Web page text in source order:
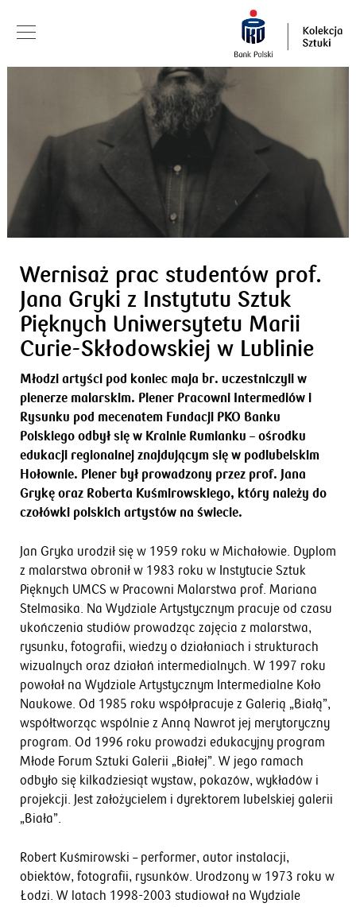
Wernisaż prac studentów prof.
Jana Gryki z Instytutu Sztuk
Pięknych Uniwersytetu Marii
Curie-Skłodowskiej w Lublinie
Młodzi artyści pod koniec maja br. uczestniczyli w
plenerze malarskim. Plener Pracowni Intermediów i
Rysunku pod mecenatem Fundacji PKO Banku
Polskiego odbył się w Krainie Rumianku – ośrodku
edukacji regionalnej znajdującym się w podlubelskim
Hołownie. Plener był prowadzony przez prof. Jana
Grykę oraz Roberta Kuśmirowskiego, który należy do
czołówki polskich artystów na świecie.
Jan Gryka urodził się w 1959 roku w Michałowie. Dyplom
z malarstwa obronił w 1983 roku w Instytucie Sztuk
Pięknych UMCS w Pracowni Malarstwa prof. Mariana
Stelmasika. Na Wydziale Artystycznym pracuje od czasu
ukończenia studiów prowadząc zajęcia z malarstwa,
rysunku, fotografii, wiedzy o działaniach i strukturach
wizualnych oraz działań intermedialnych. W 1997 roku
powołał na Wydziale Artystycznym Intermedialne Koło
Naukowe. Od 1985 roku współpracuje z Galerią „Białą”,
współtworząc wspólnie z Anną Nawrot jej merytoryczny
program. Od 1996 roku prowadzi edukacyjny program
Młode Forum Sztuki Galerii „Białej”. W jego ramach
odbyło się kilkadziesiąt wystaw, pokazów, wykładów i
projekcji. Jest założycielem i dyrektorem lubelskiej galerii
„Biała”.
Robert Kuśmirowski – performer, autor instalacji,
obiektów, fotografii, rysunków. Urodzony w 1973 roku w
Łodzi. W latach 1998-2003 studiował na Wydziale